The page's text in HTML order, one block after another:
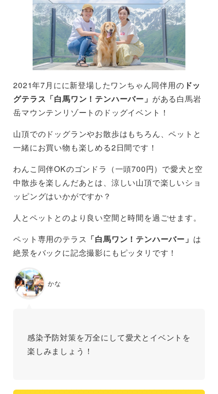
2021年7月にに新登場したワンちゃん同伴用の ドッ
グテラス「白馬ワン！テンハーバー」 がある白馬岩
岳マウンテンリゾートのドッグイベント！
山頂でのドッグランやお散歩はもちろん、ペットと
一緒にお買い物も楽しめる2日間です！
わんこ同伴OKのゴンドラ（一頭700円）で愛犬と空
中散歩を楽しんだあとは、涼しい山頂で楽しいショ
ッピングはいかがですか？
人とペットとのより良い空間と時間を過ごせます。
ペット専用のテラス 「白馬ワン！テンハーバー」 は
絶景をバックに記念撮影にもピッタリです！
かな
感染予防対策を万全にして愛犬とイベントを
楽しみましょう！